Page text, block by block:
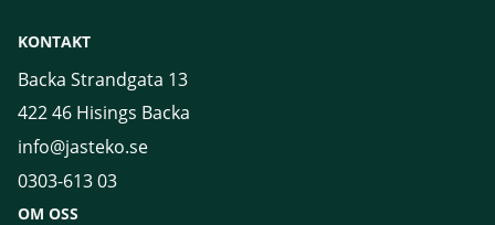
KONTAKT
Backa Strandgata 13
422 46 Hisings Backa
info@jasteko.se
0303-613 03
OM OSS